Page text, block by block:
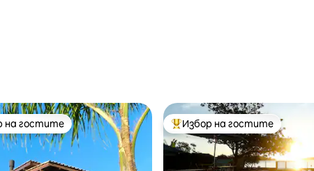
5, 126 отзива
избор на гостите
на гостите Най-популярен избор на
Избор на гостите